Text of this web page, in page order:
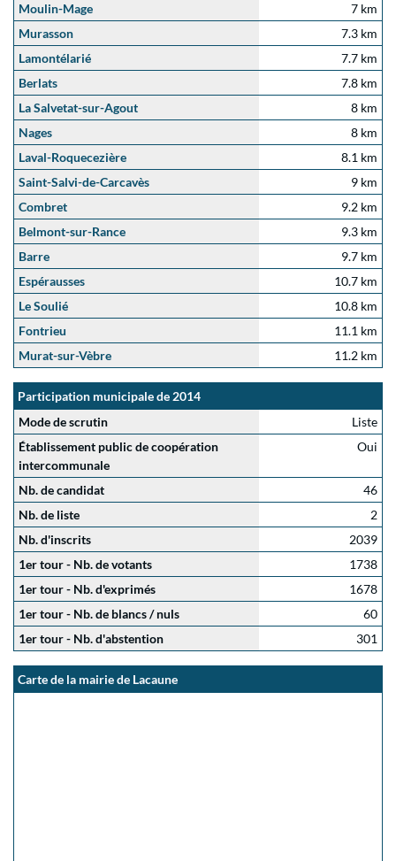
Moulin-Mage
7 km
Murasson
7.3 km
Lamontélarié
7.7 km
Berlats
7.8 km
La Salvetat-sur-Agout
8 km
Nages
8 km
Laval-Roquecezière
8.1 km
Saint-Salvi-de-Carcavès
9 km
Combret
9.2 km
Belmont-sur-Rance
9.3 km
Barre
9.7 km
Espérausses
10.7 km
Le Soulié
10.8 km
Fontrieu
11.1 km
Murat-sur-Vèbre
11.2 km
Participation municipale de 2014
Mode de scrutin
Liste
Établissement public de coopération
intercommunale
Oui
Nb. de candidat
46
Nb. de liste
2
Nb. d'inscrits
2039
1er tour - Nb. de votants
1738
1er tour - Nb. d'exprimés
1678
1er tour - Nb. de blancs / nuls
60
1er tour - Nb. d'abstention
301
Carte de la mairie de Lacaune